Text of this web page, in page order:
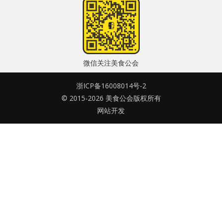
记住我的登录状态
没帐号？ 注册一个
公会活动
信息发布
悬赏测评
私家厨房
微信关注美食公会
浙ICP备16008014号-2
© 2015-2026 美食公会版权所有
网站开发